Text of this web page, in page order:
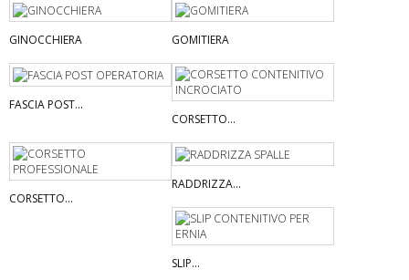
GINOCCHIERA GOMITIERA
FASCIA POST...
CORSETTO...
CORSETTO...
RADDRIZZA...
SLIP...